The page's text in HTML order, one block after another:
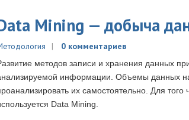
Mining — добыча
0 комментариев
методов записи и хранения данных
информации. Объемы данных
их самостоятельно. Для
Data Mining.